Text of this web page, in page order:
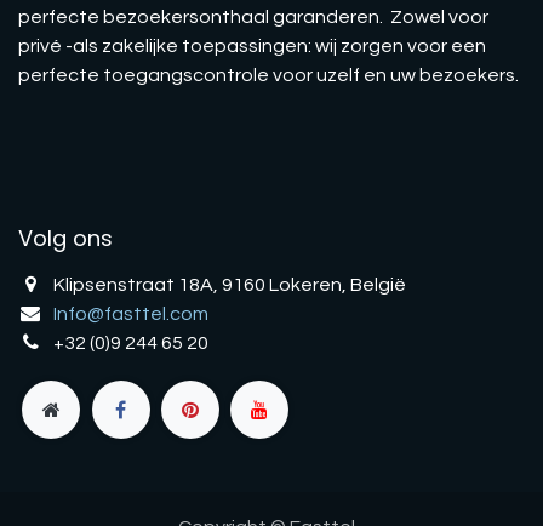
perfecte bezoekersonthaal garanderen. Zowel voor
privé -als zakelijke toepassingen: wij zorgen voor een
perfecte toegangscontrole voor uzelf en uw bezoekers.
Volg ons
Klipsenstraat 18A, 9160 Lokeren, België
Info@fasttel.com
+32 (0)9 244 65 20